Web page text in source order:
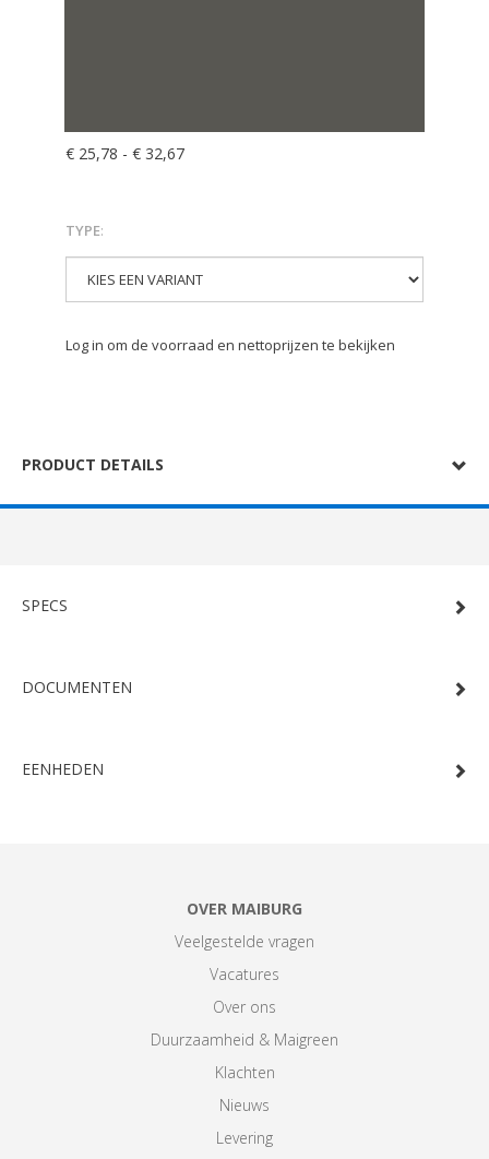
€ 25,78 - € 32,67
TYPE:
Log in om de voorraad en nettoprijzen te bekijken
PRODUCT DETAILS
SPECS
DOCUMENTEN
EENHEDEN
OVER MAIBURG
Veelgestelde vragen
Vacatures
Over ons
Duurzaamheid & Maigreen
Klachten
Nieuws
Levering